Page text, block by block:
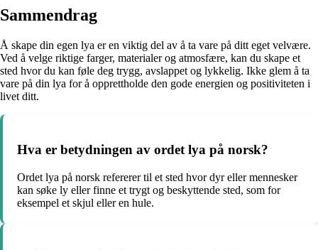
Sammendrag
Å skape din egen lya er en viktig del av å ta vare på ditt eget velvære.
Ved å velge riktige farger, materialer og atmosfære, kan du skape et
sted hvor du kan føle deg trygg, avslappet og lykkelig. Ikke glem å ta
vare på din lya for å opprettholde den gode energien og positiviteten i
livet ditt.
Hva er betydningen av ordet lya på norsk?
Ordet lya på norsk refererer til et sted hvor dyr eller mennesker
kan søke ly eller finne et trygt og beskyttende sted, som for
eksempel et skjul eller en hule.